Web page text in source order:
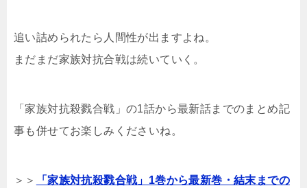
追い詰められたら人間性が出ますよね。
まだまだ家族対抗合戦は続いていく。
「家族対抗殺戮合戦」の1話から最新話までのまとめ記
事も併せてお楽しみくださいね。
＞＞
「家族対抗殺戮合戦」1巻から最新巻・結末までの